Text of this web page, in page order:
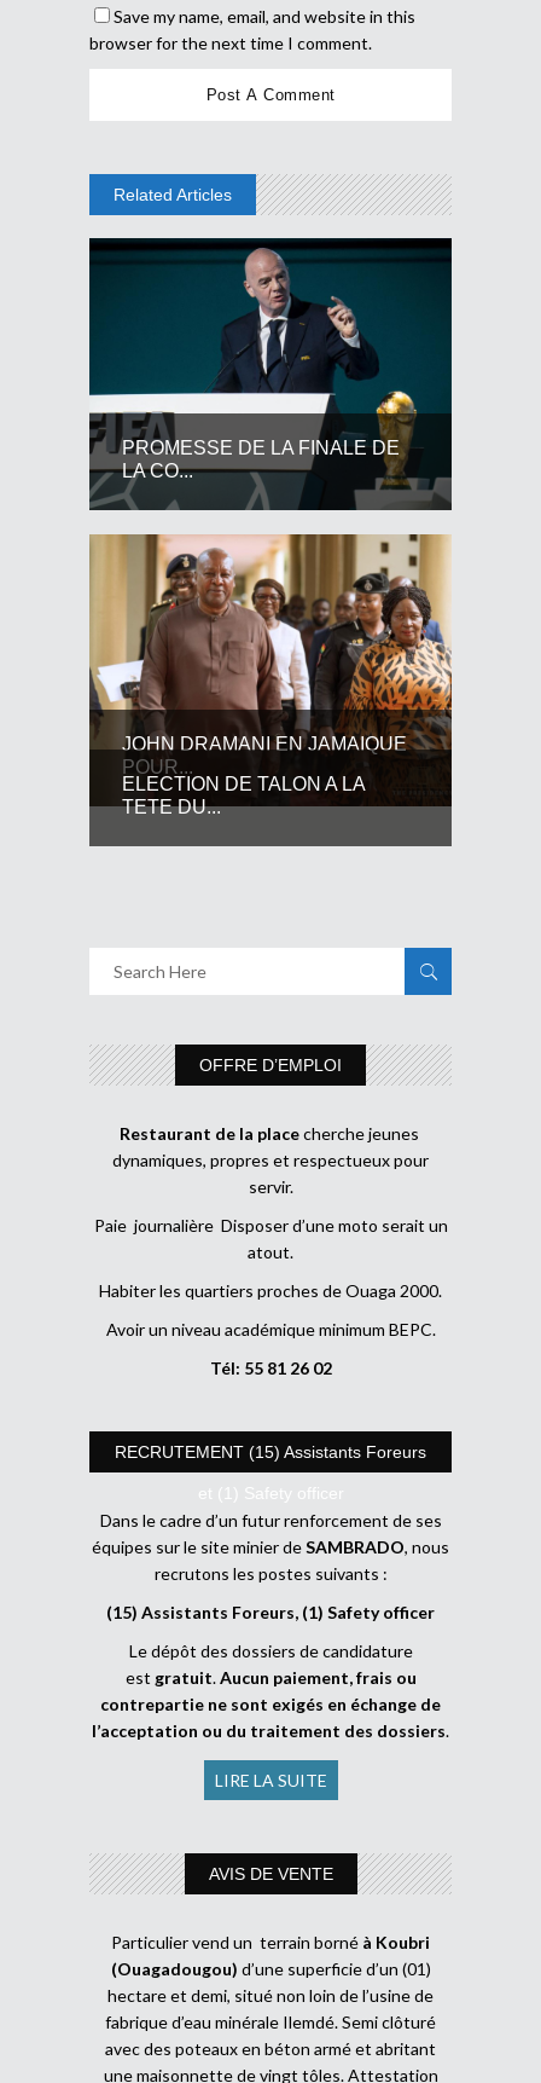
Save my name, email, and website in this
browser for the next time I comment.
Related Articles
PROMESSE DE LA FINALE DE
LA CO...
JOHN DRAMANI EN JAMAIQUE
POUR...
ELECTION DE TALON A LA
TETE DU...
OFFRE D’EMPLOI
Restaurant de la placecherche jeunes
dynamiques, propres et respectueux pour
servir.
Paie journalière Disposer d’une moto serait un
atout.
Habiter les quartiers proches de Ouaga 2000.
Avoir un niveau académique minimum BEPC.
Tél: 55 81 26 02
RECRUTEMENT (15) Assistants Foreurs
et (1) Safety officer
Dans le cadre d’un futur renforcement de ses
équipes sur le site minier deSAMBRADO, nous
recrutons les postes suivants :
(15) Assistants Foreurs, (1) Safety officer
Le dépôt des dossiers de candidature
est gratuit.Aucun paiement, frais ou
contrepartie ne sont exigés en échange de
l’acceptation ou du traitement des dossiers.
LIRE LA SUITE
AVIS DE VENTE
Particulier vend un terrain borné à Koubri
(Ouagadougou) d’une superficie d’un (01)
hectare et demi, situé non loin de l’usine de
fabrique d’eau minérale Ilemdé. Semi clôturé
avec des poteaux en béton armé et abritant
une maisonnette de vingt tôles. Attestation